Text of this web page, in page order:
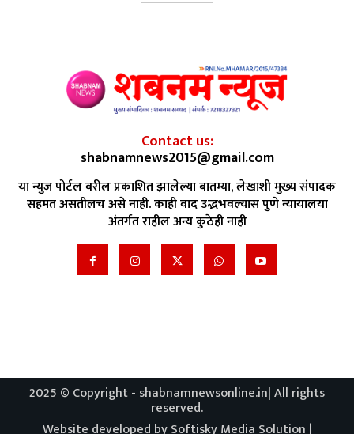
Contact us:
shabnamnews2015@gmail.com
या न्युज पोर्टल वरील प्रकाशित झालेल्या बातम्या, लेखाशी मुख्य संपादक
सहमत असतीलच असे नाही. काही वाद उद्भभवल्यास पुणे न्यायालया
अंतर्गत राहील अन्य कुठेही नाही
2025 © Copyright - shabnamnewsonline.in| All rights
reserved.